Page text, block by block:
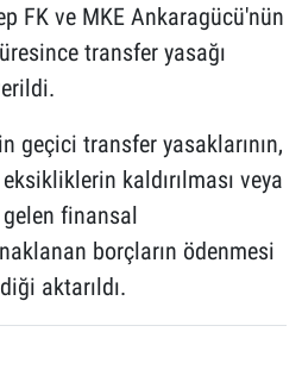
FK ve MKE Ankaragücü'nün
transfer yasağı
geçici transfer yasaklarının,
kaldırılması veya
finansal
borçların ödenmesi
aktarıldı.